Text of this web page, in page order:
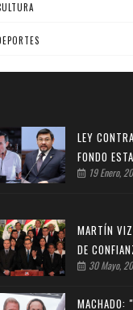
LEY
FONDO
19 Enero,
MARTÍN
DE
30 Mayo,
MACHADO: